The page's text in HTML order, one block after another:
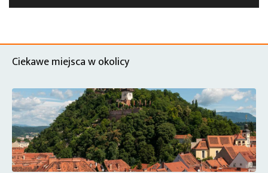
Ciekawe miejsca w okolicy